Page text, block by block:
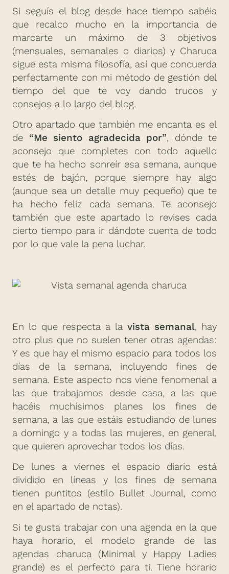
Si seguís el blog desde hace tiempo sabéis
que recalco mucho en la importancia de
marcarte un máximo de 3 objetivos
(mensuales, semanales o diarios) y Charuca
sigue esta misma filosofía, así que concuerda
perfectamente con mi método de gestión del
tiempo del que te voy dando trucos y
consejos a lo largo del blog.
Otro apartado que también me encanta es el
de “Me siento agradecida por”, dónde te
aconsejo que completes con todo aquello
que te ha hecho sonreír esa semana, aunque
estés de bajón, porque siempre hay algo
(aunque sea un detalle muy pequeño) que te
ha hecho feliz cada semana. Te aconsejo
también que este apartado lo revises cada
cierto tiempo para ir dándote cuenta de todo
por lo que vale la pena luchar.
En lo que respecta a la vista semanal, hay
otro plus que no suelen tener otras agendas:
Y es que hay el mismo espacio para todos los
días de la semana, incluyendo fines de
semana. Este aspecto nos viene fenomenal a
las que trabajamos desde casa, a las que
hacéis muchísimos planes los fines de
semana, a las que estáis estudiando de lunes
a domingo y a todas las mujeres, en general,
que quieren aprovechar todos los días.
De lunes a viernes el espacio diario está
dividido en líneas y los fines de semana
tienen puntitos (estilo Bullet Journal, como
en el apartado de notas).
Si te gusta trabajar con una agenda en la que
haya horario, el modelo grande de las
agendas charuca (Minimal y Happy Ladies
grande) es el perfecto para ti. Tiene horario